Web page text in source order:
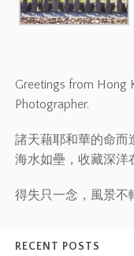
Greetings from Hong
Photographer.
諸天藉耶和華的命而
海水如壘，收藏深洋
得失只一念，風景不
RECENT POSTS